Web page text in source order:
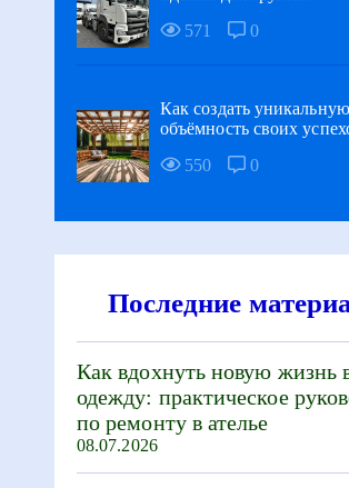
571
0
Как создать уникальную
объёмность своих
550
0
Последние
Как вдохнуть новую жизнь
одежду: практическое
по ремонту в ателье
08.07.2026